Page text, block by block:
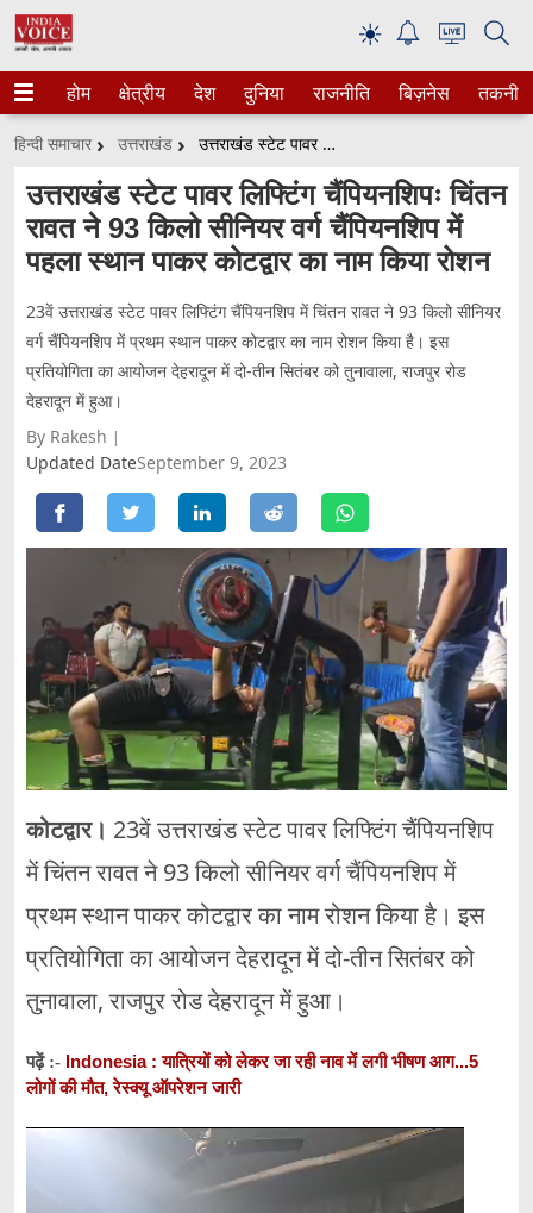
☀
होम क्षेत्रीय देश दुनिया राजनीति बिज़नेस तकनीक
हिन्दी समाचार उत्तराखंड उत्तराखंड स्टेट पावर लिफ्टिंग चैंपियनशिपः चिंतन रावत ने 93 किलो सीनियर वर्ग चैंपियनशिप में पहला स्थान पाकर कोटद्वार का नाम किया रोशन
उत्तराखंड स्टेट पावर लिफ्टिंग चैंपियनशिपः चिंतन
रावत ने 93 किलो सीनियर वर्ग चैंपियनशिप में
पहला स्थान पाकर कोटद्वार का नाम किया रोशन
23वें उत्तराखंड स्टेट पावर लिफ्टिंग चैंपियनशिप में चिंतन रावत ने 93 किलो सीनियर
वर्ग चैंपियनशिप में प्रथम स्थान पाकर कोटद्वार का नाम रोशन किया है। इस
प्रतियोगिता का आयोजन देहरादून में दो-तीन सितंबर को तुनावाला, राजपुर रोड
देहरादून में हुआ।
By Rakesh
Updated DateSeptember 9, 2023
कोटद्वार। 23वें उत्तराखंड स्टेट पावर लिफ्टिंग चैंपियनशिप
में चिंतन रावत ने 93 किलो सीनियर वर्ग चैंपियनशिप में
प्रथम स्थान पाकर कोटद्वार का नाम रोशन किया है। इस
प्रतियोगिता का आयोजन देहरादून में दो-तीन सितंबर को
तुनावाला, राजपुर रोड देहरादून में हुआ।
पढ़ें :- Indonesia : यात्रियों को लेकर जा रही नाव में लगी भीषण आग...5
लोगों की मौत, रेस्क्यू ऑपरेशन जारी